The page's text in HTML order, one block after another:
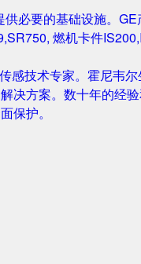
必要的基础设施。
燃机卡件
感技术专家。霍尼韦
决方案。数十年的
保护。